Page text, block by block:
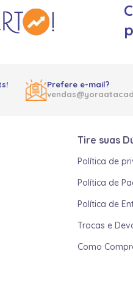
Prefere e-mail?
Tire suas
Política de
Política de
Política de
Trocas e
Como